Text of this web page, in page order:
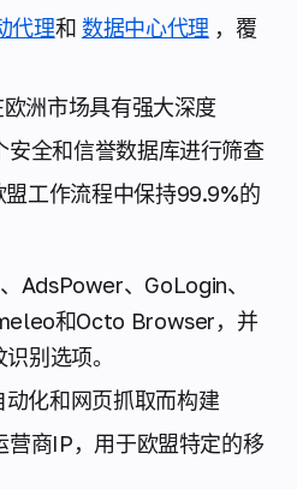
代理和 数据中心代理 ，覆
洲市场具有强大深度
安全和信誉数据库进行筛查
盟工作流程中保持99.9%的
AdsPower、GoLogin、
和Octo Browser，并
别选项。
化和网页抓取而构建
商IP，用于欧盟特定的移